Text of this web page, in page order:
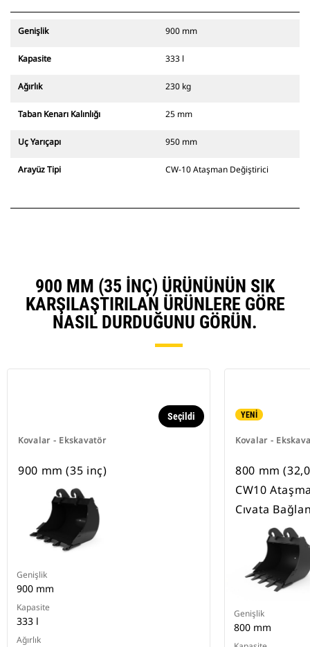
Genişlik 900 mm
Kapasite 333 l
Ağırlık 230 kg
Taban Kenarı Kalınlığı 25 mm
Uç Yarıçapı 950 mm
Arayüz Tipi CW-10 Ataşman Değiştirici
900 MM (35 INÇ) ÜRÜNÜNÜN SIK
KARŞILAŞTIRILAN ÜRÜNLERE GÖRE
NASIL DURDUĞUNU GÖRÜN.
Kovalar - Ekskavatör
Seçildi
900 mm (35 inç)
Genişlik
900 mm
Kapasite
333 l
Ağırlık
YENİ
Kovalar -
800 mm
CW10
Cıvata
Genişlik
800 mm